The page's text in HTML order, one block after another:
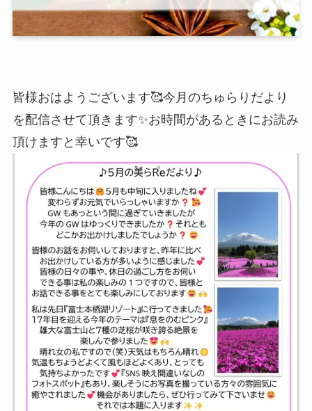
皆様おはようございます🥰今月のちゅらりだより
を配信させて頂きます✨️お時間があるときにお読み
頂けますと幸いです🥰